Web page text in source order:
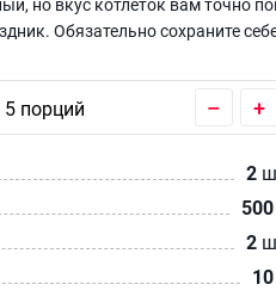
Обязательно сохраните
– +
2
500
2
10